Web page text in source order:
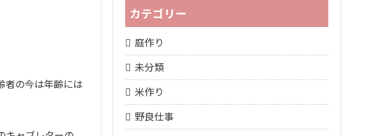
者の今は年齢には
カテゴリー
庭作り
未分類
米作り
野良仕事